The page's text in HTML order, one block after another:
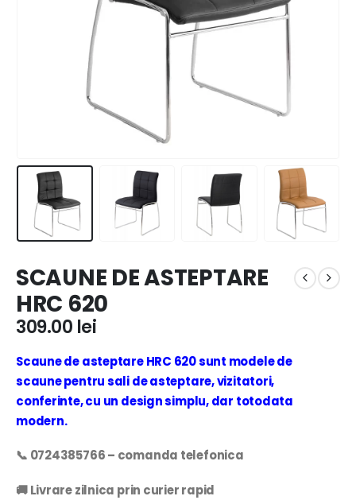
SCAUNE DE ASTEPTARE
HRC 620
309.00 lei
Scaune de asteptare HRC 620 sunt modele de
scaune pentru sali de asteptare, vizitatori,
conferinte, cu un design simplu, dar totodata
modern.
📞 0724385766 – comanda telefonica
🚚 Livrare zilnica prin curier rapid